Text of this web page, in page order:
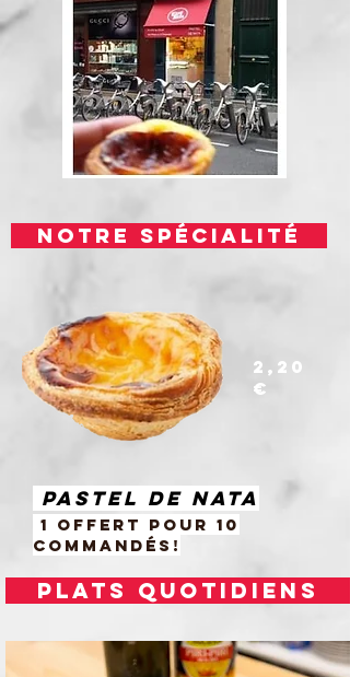
notre spécialité
2,20
€
Pastel de nata
1 offert pour 10
commandés!
plats quotidiens